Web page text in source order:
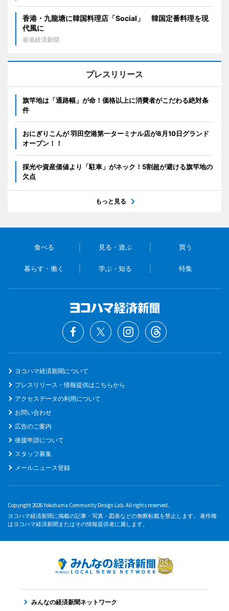
香港・九龍塘に韓国料理店「Social」 韓国定番料理を現
代風に
香港経済新聞
プレスリリース
旗竿地は「通路幅」が命！価格以上に消費者がこだわる絶対条
件
おにぎりこんが 羽田空港第一ターミナル店が8月10日グランド
オープン！！
採光や資産価値より「駐車」がネック！5割超が避ける旗竿地の
欠点
もっと見る
食べる 見る・遊ぶ 買う
暮らす・働く 学ぶ・知る 特集
ヨコハマ経済新聞について
プレスリリース・情報提供はこちらから
アクセスデータの利用について
お問い合わせ
広告のご案内
後援申請について
スタッフ募集
メールニュース登録
Copyright 2026 Yokohama Community Design Lab. All rights reserved.
ヨコハマ経済新聞に掲載の記事・写真・図表などの無断転載を禁止します。 著作権
はヨコハマ経済新聞またはその情報提供者に属します。
みんなの経済新聞ネットワーク